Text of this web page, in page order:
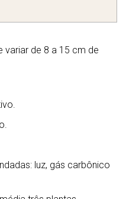
variar de 8 a 15 cm de
luz, gás carbônico